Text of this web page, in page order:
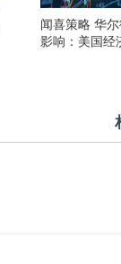
闻喜策略 华
影响：美国经